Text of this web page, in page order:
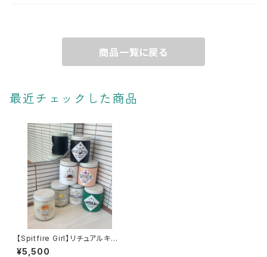
商品一覧に戻る
最近チェックした商品
【Spitfire Girl】リチュアルキャ
ンドル
¥5,500